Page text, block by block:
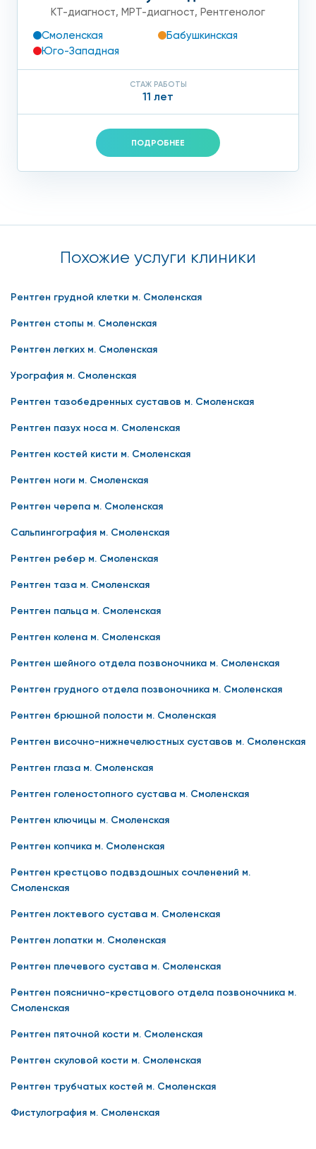
КТ-диагност, МРТ-диагност, Рентгенолог
Смоленская
Бабушкинская
Юго-Западная
СТАЖ РАБОТЫ
11 лет
ПОДРОБНЕЕ
Похожие услуги клиники
Рентген грудной клетки м. Смоленская
Рентген стопы м. Смоленская
Рентген легких м. Смоленская
Урография м. Смоленская
Рентген тазобедренных суставов м. Смоленская
Рентген пазух носа м. Смоленская
Рентген костей кисти м. Смоленская
Рентген ноги м. Смоленская
Рентген черепа м. Смоленская
Сальпингография м. Смоленская
Рентген ребер м. Смоленская
Рентген таза м. Смоленская
Рентген пальца м. Смоленская
Рентген колена м. Смоленская
Рентген шейного отдела позвоночника м. Смоленская
Рентген грудного отдела позвоночника м. Смоленская
Рентген брюшной полости м. Смоленская
Рентген височно-нижнечелюстных суставов м. Смоленская
Рентген глаза м. Смоленская
Рентген голеностопного сустава м. Смоленская
Рентген ключицы м. Смоленская
Рентген копчика м. Смоленская
Рентген крестцово подвздошных сочленений м.
Смоленская
Рентген локтевого сустава м. Смоленская
Рентген лопатки м. Смоленская
Рентген плечевого сустава м. Смоленская
Рентген пояснично-крестцового отдела позвоночника м.
Смоленская
Рентген пяточной кости м. Смоленская
Рентген скуловой кости м. Смоленская
Рентген трубчатых костей м. Смоленская
Фистулография м. Смоленская